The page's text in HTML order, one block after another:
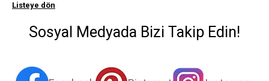
Listeye dön
Sosyal Medyada Bizi Takip Edin!